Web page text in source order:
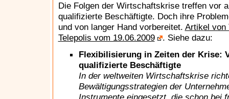
Die Folgen der Wirtschaftskrise treffen vor
qualifizierte Beschäftigte. Doch ihre
und von langer Hand vorbereitet. Artikel von
Telepolis vom 19.06.2009
. Siehe dazu:
Flexibilisierung in Zeiten der Krise:
qualifizierte Beschäftigte
In der weltweiten Wirtschaftskrise
Bewältigungsstrategien der
Instrumente eingesetzt, die schon bei